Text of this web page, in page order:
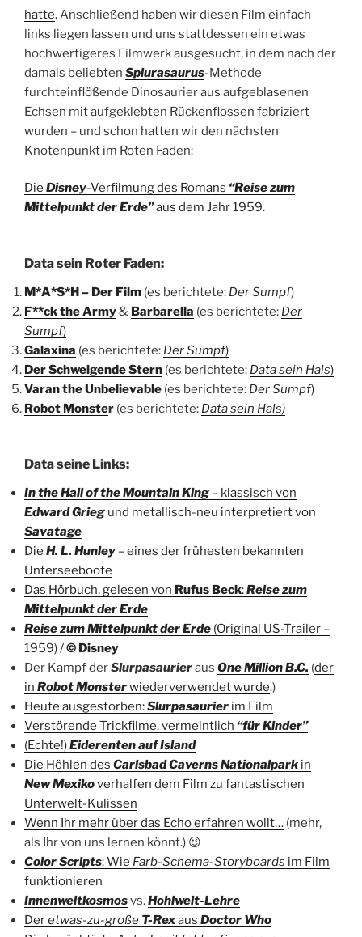
hatte. Anschließend haben wir diesen Film einfach
links liegen lassen und uns stattdessen ein etwas
hochwertigeres Filmwerk ausgesucht, in dem nach der
damals beliebten Splurasaurus-Methode
furchteinflößende Dinosaurier aus aufgeblasenen
Echsen mit aufgeklebten Rückenflossen fabriziert
wurden – und schon hatten wir den nächsten
Knotenpunkt im Roten Faden:
Die Disney-Verfilmung des Romans “Reise zum
Mittelpunkt der Erde”aus dem Jahr 1959.
Data sein Roter Faden:
M*A*S*H – Der Film (es berichtete: Der Sumpf)
F**ck the Army& Barbarella (es berichtete: Der
Sumpf)
Galaxina (es berichtete: Der Sumpf)
Der Schweigende Stern (es berichtete: Data sein Hals)
Varan the Unbelievable (es berichtete: Der Sumpf)
Robot Monster (es berichtete: Data sein Hals)
Data seine Links:
In the Hall of the Mountain King – klassisch von
Edward Grieg und metallisch-neu interpretiert von
Savatage
Die H. L. Hunley – eines der frühesten bekannten
Unterseeboote
Das Hörbuch, gelesen von Rufus Beck:Reise zum
Mittelpunkt der Erde
Reise zum Mittelpunkt der Erde (Original US-Trailer –
1959) /© Disney
Der Kampf derSlurpasaurieraus One Million B.C. (der
in Robot Monsterwiederverwendet wurde.)
Heute ausgestorben:Slurpasaurier im Film
Verstörende Trickfilme, vermeintlich “für Kinder”
(Echte!)Eiderenten auf Island
Die Höhlen des Carlsbad Caverns Nationalpark in
New Mexikoverhalfen dem Film zu fantastischen
Unterwelt-Kulissen
Wenn Ihr mehr über das Echo erfahren wollt… (mehr,
als Ihr von uns lernen könnt.) 😉
Color Scripts: Wie Farb-Schema-Storyboards im Film
funktionieren
Innenweltkosmosvs.Hohlwelt-Lehre
Deretwas-zu-große T-Rexaus Doctor Who